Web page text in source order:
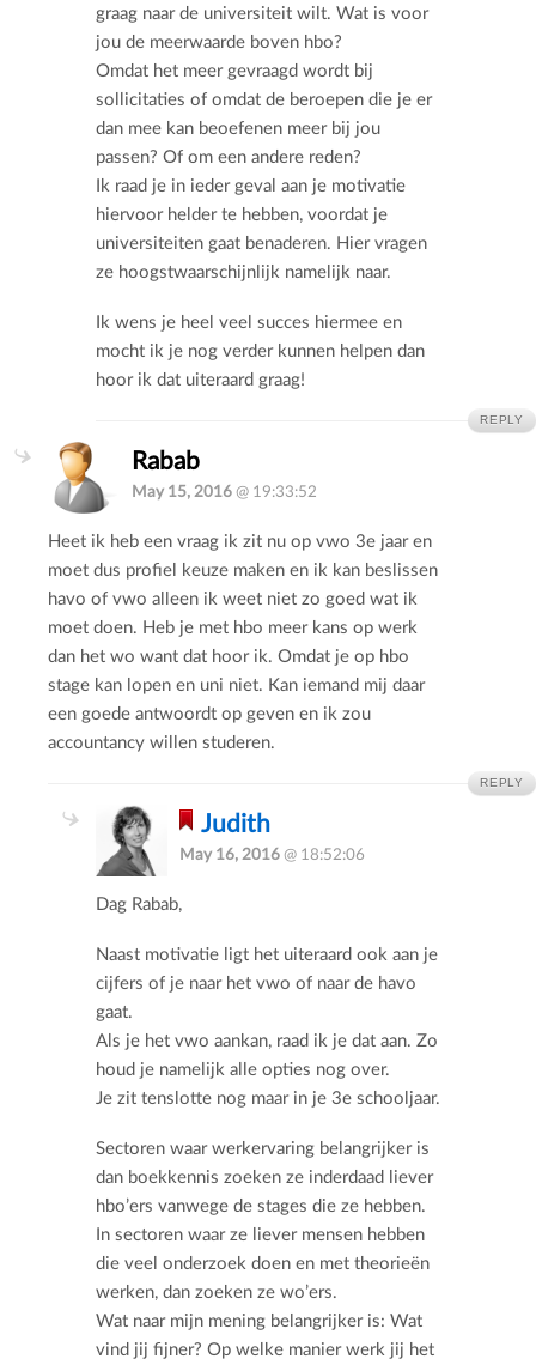
graag naar de universiteit wilt. Wat is voor
jou de meerwaarde boven hbo?
Omdat het meer gevraagd wordt bij
sollicitaties of omdat de beroepen die je er
dan mee kan beoefenen meer bij jou
passen? Of om een andere reden?
Ik raad je in ieder geval aan je motivatie
hiervoor helder te hebben, voordat je
universiteiten gaat benaderen. Hier vragen
ze hoogstwaarschijnlijk namelijk naar.
Ik wens je heel veel succes hiermee en
mocht ik je nog verder kunnen helpen dan
hoor ik dat uiteraard graag!
REPLY
Rabab
May 15, 2016@ 19:33:52
Heet ik heb een vraag ik zit nu op vwo 3e jaar en
moet dus profiel keuze maken en ik kan beslissen
havo of vwo alleen ik weet niet zo goed wat ik
moet doen. Heb je met hbo meer kans op werk
dan het wo want dat hoor ik. Omdat je op hbo
stage kan lopen en uni niet. Kan iemand mij daar
een goede antwoordt op geven en ik zou
accountancy willen studeren.
REPLY
Judith
May 16, 2016@ 18:52:06
Dag Rabab,
Naast motivatie ligt het uiteraard ook aan je
cijfers of je naar het vwo of naar de havo
gaat.
Als je het vwo aankan, raad ik je dat aan. Zo
houd je namelijk alle opties nog over.
Je zit tenslotte nog maar in je 3e schooljaar.
Sectoren waar werkervaring belangrijker is
dan boekkennis zoeken ze inderdaad liever
hbo’ers vanwege de stages die ze hebben.
In sectoren waar ze liever mensen hebben
die veel onderzoek doen en met theorieën
werken, dan zoeken ze wo’ers.
Wat naar mijn mening belangrijker is: Wat
vind jij fijner? Op welke manier werk jij het